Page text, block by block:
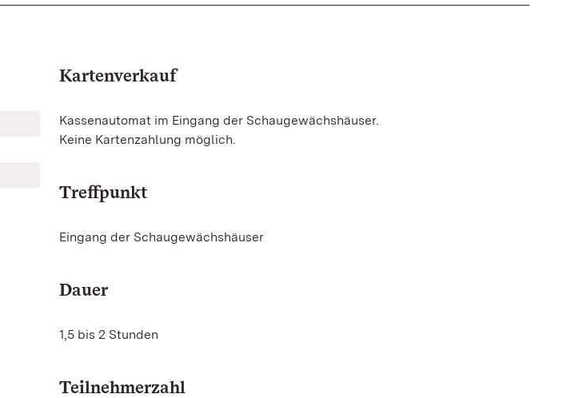
Kartenverkauf
Kassenautomat im Eingang der Schaugewächshäuser.
Keine Kartenzahlung möglich.
Treffpunkt
Eingang der Schaugewächshäuser
Dauer
1,5 bis 2 Stunden
Teilnehmerzahl